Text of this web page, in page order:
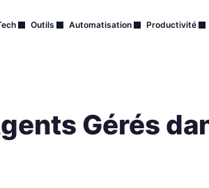
Outils Automatisation Productivité
Gérés